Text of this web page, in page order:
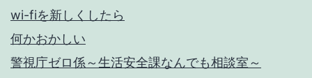
wi-fiを新しくしたら
何かおかしい
警視庁ゼロ係～生活安全課なんでも相談室～